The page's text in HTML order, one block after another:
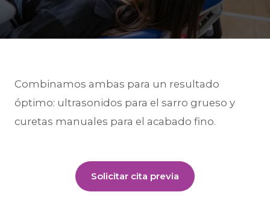
Combinamos ambas para un resultado
óptimo: ultrasonidos para el sarro grueso y
curetas manuales para el acabado fino.
Solicitar cita previa